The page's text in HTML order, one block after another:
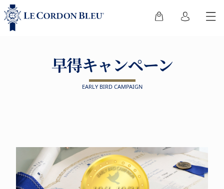
早得キャンペーン
EARLY BIRD CAMPAIGN